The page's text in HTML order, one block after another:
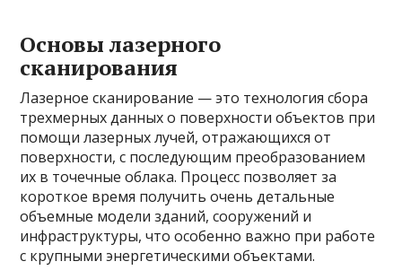
Основы лазерного
сканирования
Лазерное сканирование — это технология сбора
трехмерных данных о поверхности объектов при
помощи лазерных лучей, отражающихся от
поверхности, с последующим преобразованием
их в точечные облака. Процесс позволяет за
короткое время получить очень детальные
объемные модели зданий, сооружений и
инфраструктуры, что особенно важно при работе
с крупными энергетическими объектами.